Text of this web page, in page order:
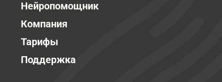
Нейропомощник
Компания
Тарифы
Поддержка